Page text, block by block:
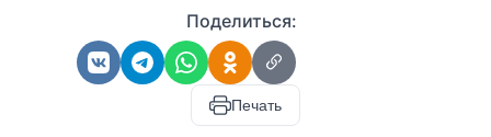
Поделиться:
Печать